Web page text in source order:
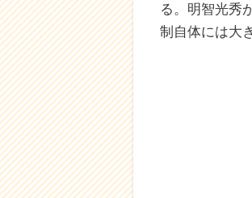
る。明智光秀
制自体には大